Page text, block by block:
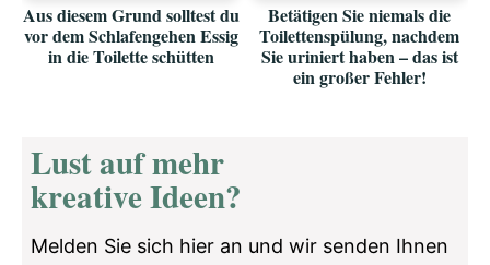
Aus diesem Grund solltest du
vor dem Schlafengehen Essig
in die Toilette schütten
Betätigen Sie niemals die
Toilettenspülung, nachdem
Sie uriniert haben – das ist
ein großer Fehler!
Lust auf mehr
kreative Ideen?
Melden Sie sich hier an und wir senden Ihnen